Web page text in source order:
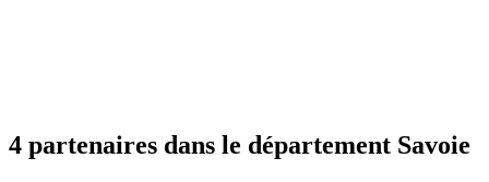
4 partenaires dans le département Savoie